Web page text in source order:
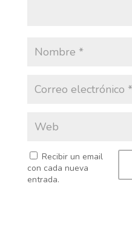
Recibir un email
con cada nueva
entrada.